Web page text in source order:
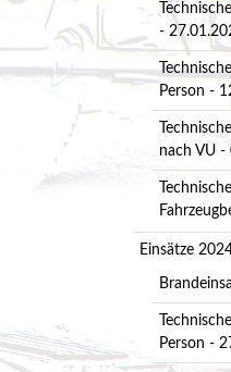
-
Person -
nach VU -
Einsätze
Person -